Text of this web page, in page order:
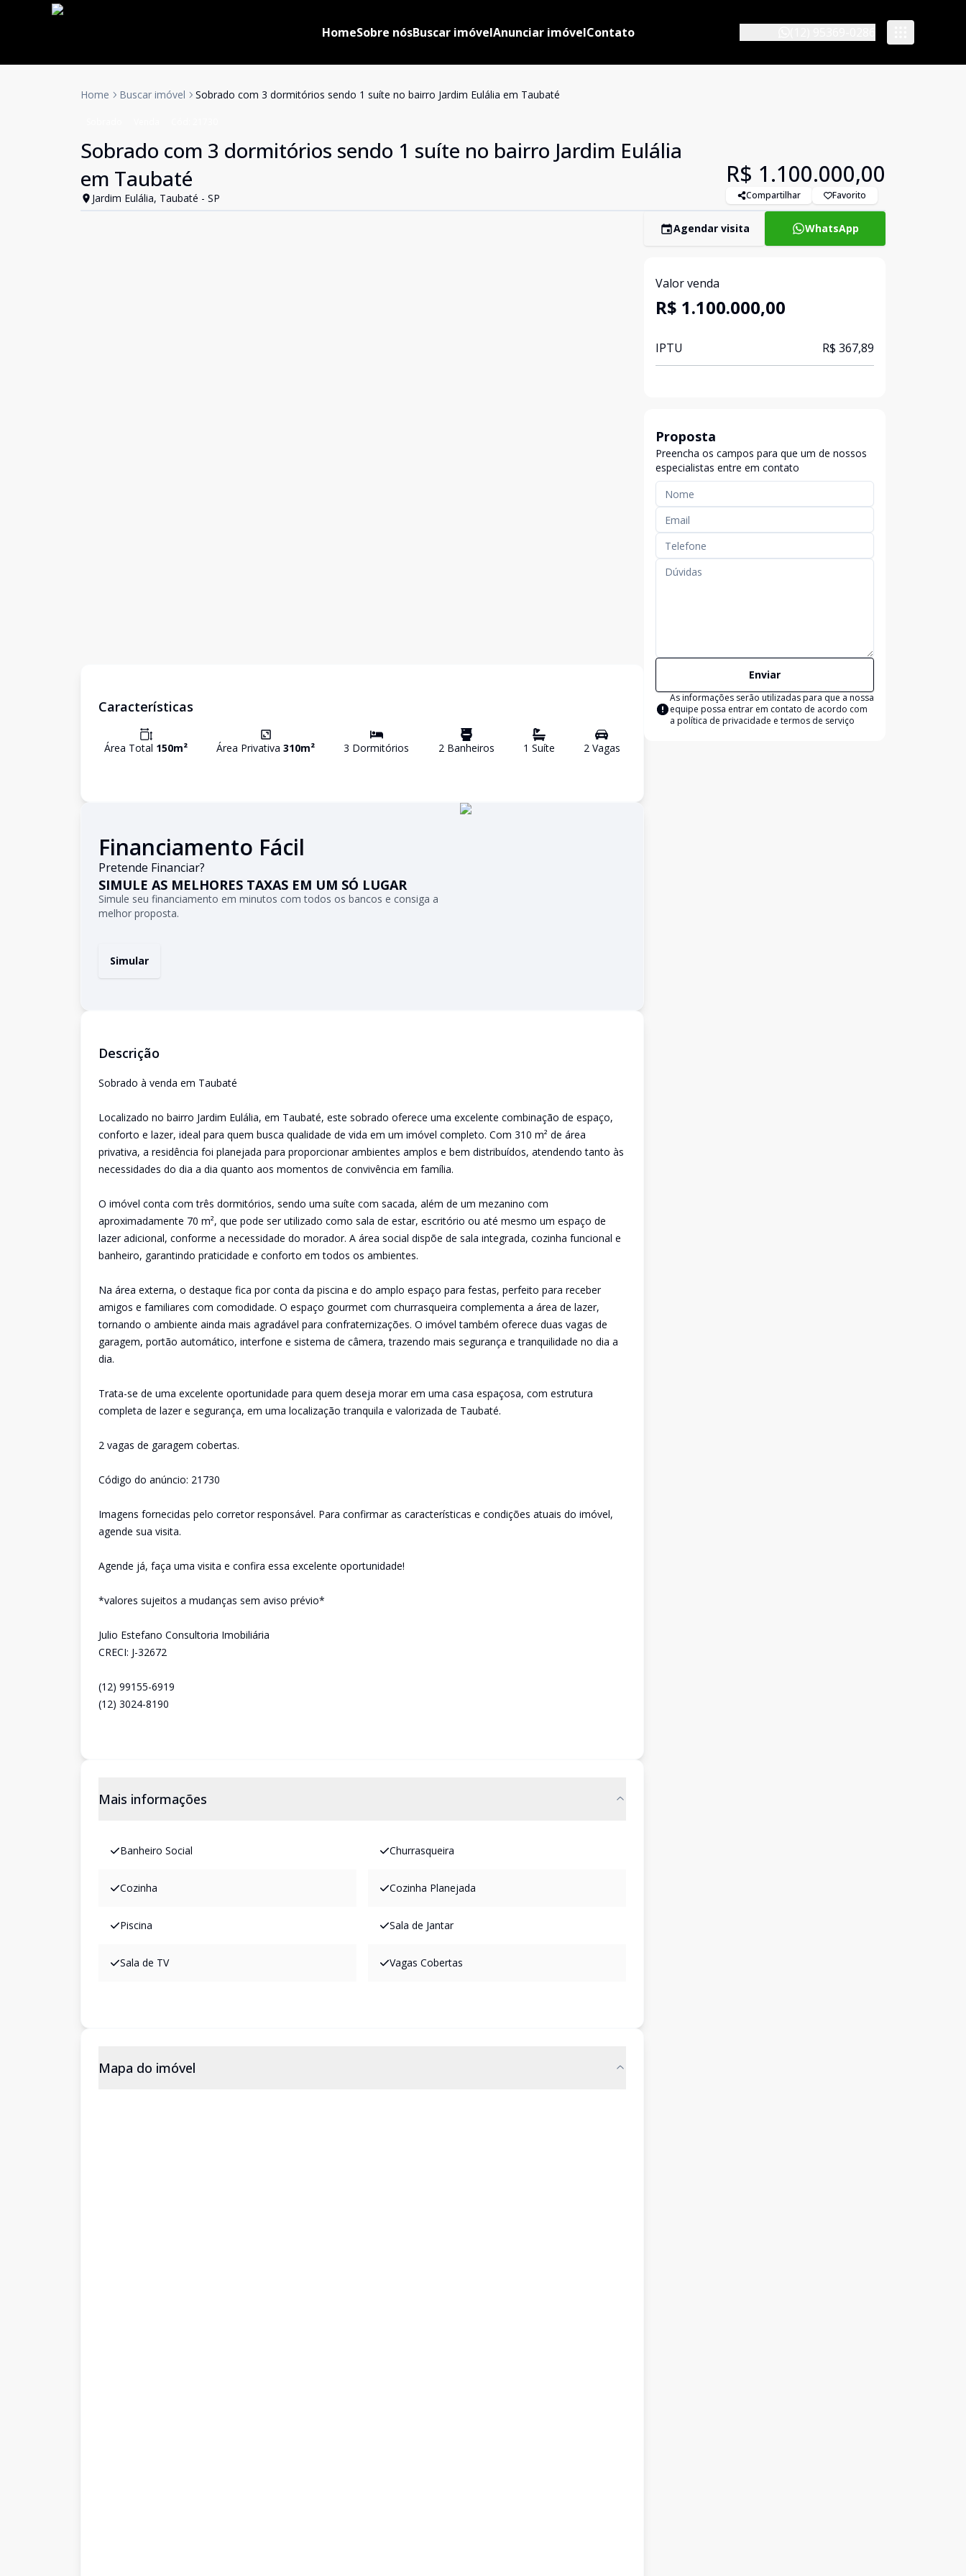
HomeSobre nósBuscar imóvelAnunciar imóvelContato
Home Buscar imóvel Sobrado com 3 dormitórios sendo 1 suíte no bairro Jardim Eulália em Taubaté
Sobrado com 3 dormitórios sendo 1 suíte no bairro Jardim Eulália
em Taubaté
Jardim Eulália, Taubaté - SP
R$ 1.100.000,00
Compartilhar Favorito
Características
Área Total 150m² Área Privativa310m² 3 Dormitórios 2Banheiros 1 Suíte 2Vagas
Financiamento Fácil
Pretende Financiar?
SIMULE AS MELHORES TAXAS EM UM SÓ LUGAR
Simule seu financiamento em minutos com todos os bancos e consiga a
melhor proposta.
Simular
Descrição
Sobrado à venda em Taubaté
Localizado no bairro Jardim Eulália, em Taubaté, este sobrado oferece uma excelente combinação de espaço,
conforto e lazer, ideal para quem busca qualidade de vida em um imóvel completo. Com 310 m² de área
privativa, a residência foi planejada para proporcionar ambientes amplos e bem distribuídos, atendendo tanto às
necessidades do dia a dia quanto aos momentos de convivência em família.
O imóvel conta com três dormitórios, sendo uma suíte com sacada, além de um mezanino com
aproximadamente 70 m², que pode ser utilizado como sala de estar, escritório ou até mesmo um espaço de
lazer adicional, conforme a necessidade do morador. A área social dispõe de sala integrada, cozinha funcional e
banheiro, garantindo praticidade e conforto em todos os ambientes.
Na área externa, o destaque fica por conta da piscina e do amplo espaço para festas, perfeito para receber
amigos e familiares com comodidade. O espaço gourmet com churrasqueira complementa a área de lazer,
tornando o ambiente ainda mais agradável para confraternizações. O imóvel também oferece duas vagas de
garagem, portão automático, interfone e sistema de câmera, trazendo mais segurança e tranquilidade no dia a
dia.
Trata-se de uma excelente oportunidade para quem deseja morar em uma casa espaçosa, com estrutura
completa de lazer e segurança, em uma localização tranquila e valorizada de Taubaté.
2 vagas de garagem cobertas.
Código do anúncio: 21730
Imagens fornecidas pelo corretor responsável. Para confirmar as características e condições atuais do imóvel,
agende sua visita.
Agende já, faça uma visita e confira essa excelente oportunidade!
*valores sujeitos a mudanças sem aviso prévio*
Julio Estefano Consultoria Imobiliária
CRECI: J-32672
(12) 99155-6919
(12) 3024-8190
Mais informações
Banheiro Social Churrasqueira
Cozinha Cozinha Planejada
Piscina Sala de Jantar
Sala de TV Vagas Cobertas
Mapa do imóvel
Agendar visita WhatsApp
Valor venda
R$ 1.100.000,00
IPTU R$ 367,89
Proposta
Preencha os campos para que um de nossos
especialistas entre em contato
Enviar
As informações serão utilizadas para que a nossa
equipe possa entrar em contato de acordo com
a política de privacidade e termos de serviço